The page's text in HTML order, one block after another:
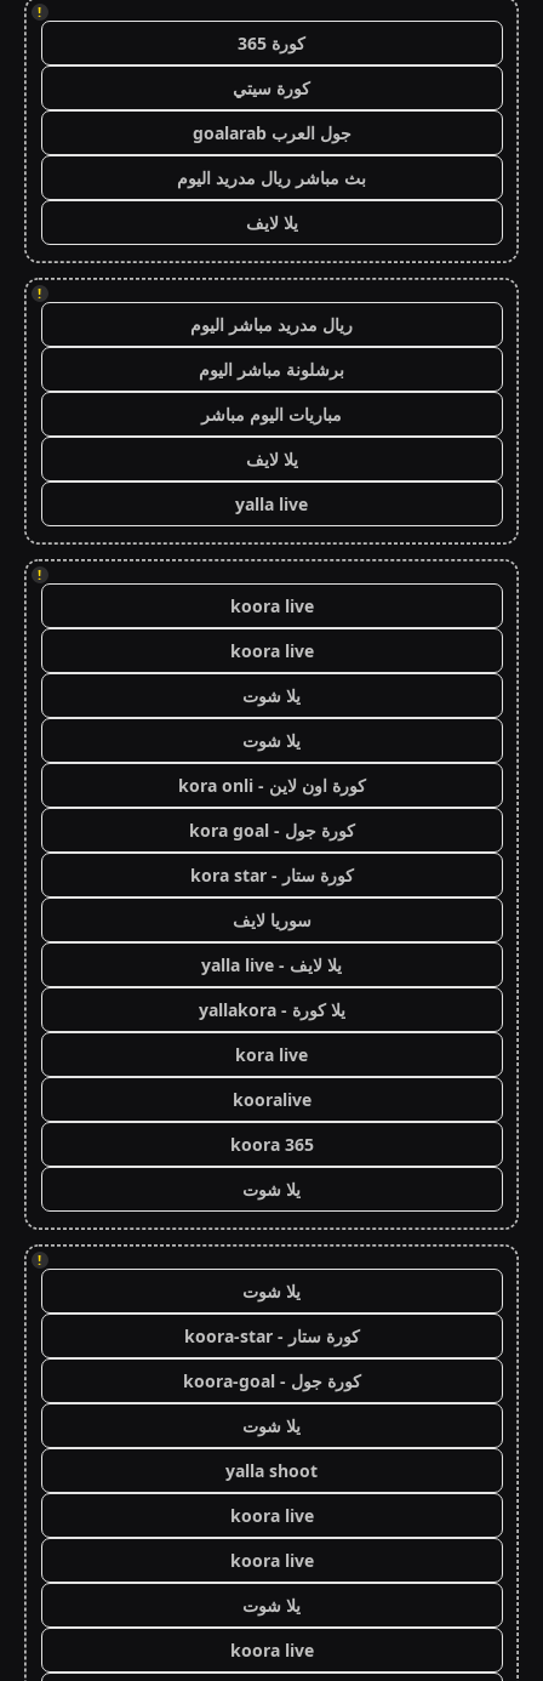
!
كورة 365
كورة سيتي
جول العرب goalarab
بث مباشر ريال مدريد اليوم
يلا لايف
!
ريال مدريد مباشر اليوم
برشلونة مباشر اليوم
مباريات اليوم مباشر
يلا لايف
yalla live
!
koora live
koora live
يلا شوت
يلا شوت
كورة اون لاين - kora onli
كورة جول - kora goal
كورة ستار - kora star
سوريا لايف
يلا لايف - yalla live
يلا كورة - yallakora
kora live
kooralive
koora 365
يلا شوت
!
يلا شوت
كورة ستار - koora-star
كورة جول - koora-goal
يلا شوت
yalla shoot
koora live
koora live
يلا شوت
koora live